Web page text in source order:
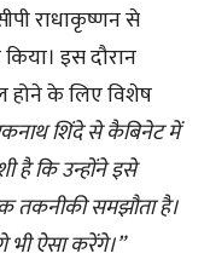
राधाकृष्णन से
इस दौरान
होने के लिए विशेष
शिंदे से कैबिनेट में
है कि उन्होंने इसे
तकनीकी समझौता है।
ऐसा करेंगे।”